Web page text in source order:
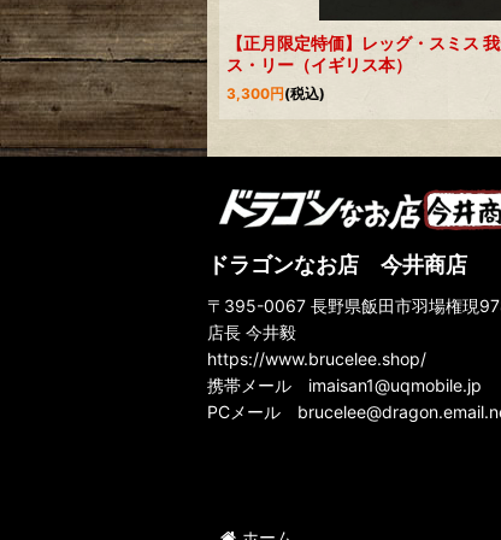
【正月限定特価】レッグ・スミス
ス・リー（イギリス本）
3,300円(税込)
ドラゴンなお店 今井商店
〒395-0067 長野県飯田市羽場権現
店長 今井毅
https://www.brucelee.shop/
携帯メール imaisan1@uqmobile.jp
PCメール